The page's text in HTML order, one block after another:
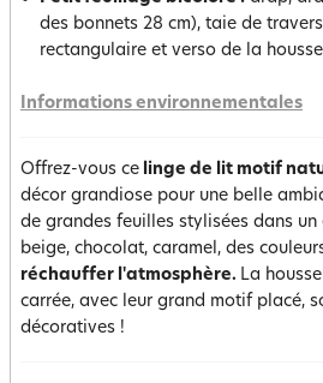
des bonnets 28 cm), taie de
rectangulaire et verso de la
Informations environnementales
Offrez-vous ce linge de lit motif
décor grandiose pour une belle
de grandes feuilles stylisées dans
beige, chocolat, caramel, des
réchauffer l'atmosphère. La
carrée, avec leur grand motif placé,
décoratives !